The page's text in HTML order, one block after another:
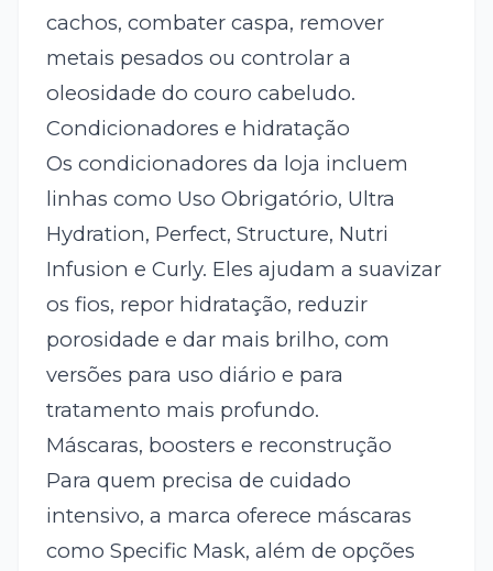
cachos, combater caspa, remover
metais pesados ou controlar a
oleosidade do couro cabeludo.
Condicionadores e hidratação
Os condicionadores da loja incluem
linhas como Uso Obrigatório, Ultra
Hydration, Perfect, Structure, Nutri
Infusion e Curly. Eles ajudam a suavizar
os fios, repor hidratação, reduzir
porosidade e dar mais brilho, com
versões para uso diário e para
tratamento mais profundo.
Máscaras, boosters e reconstrução
Para quem precisa de cuidado
intensivo, a marca oferece máscaras
como Specific Mask, além de opções